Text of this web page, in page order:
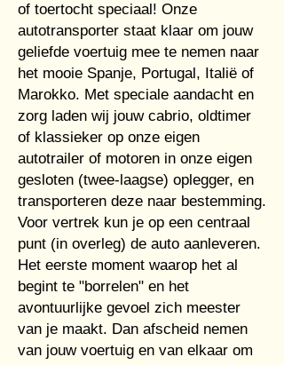
of toertocht speciaal! Onze
autotransporter staat klaar om jouw
geliefde voertuig mee te nemen naar
het mooie Spanje, Portugal, Italië of
Marokko. Met speciale aandacht en
zorg laden wij jouw cabrio, oldtimer
of klassieker op onze eigen
autotrailer of motoren in onze eigen
gesloten (twee-laagse) oplegger, en
transporteren deze naar bestemming.
Voor vertrek kun je op een centraal
punt (in overleg) de auto aanleveren.
Het eerste moment waarop het al
begint te "borrelen" en het
avontuurlijke gevoel zich meester
van je maakt. Dan afscheid nemen
van jouw voertuig en van elkaar om